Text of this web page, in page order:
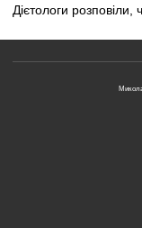
Дієтологи розповіли,